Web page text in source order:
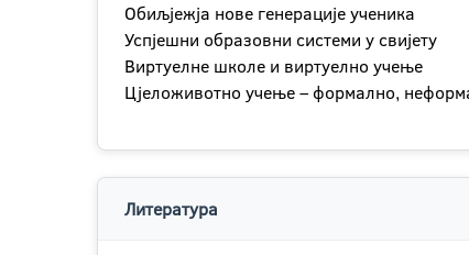
Обиљјежја нове генерације ученика
Успјешни образовни системи у свијету
Виртуелне школе и виртуелно учење
Цјеложивотно учење – формално,
Литература